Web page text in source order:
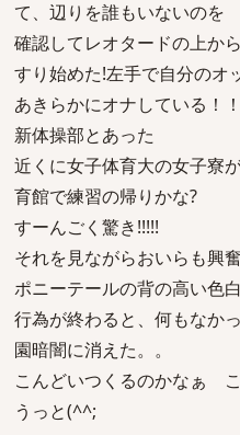
て、辺りを誰もいないのを
確認してレオタードの上か
すり始めた!左手で自分のオ
あきらかにオナしている！
新体操部とあった
近くに女子体育大の女子寮
育館で練習の帰りかな?
すーんごく驚き!!!!!
それを見ながらおいらも興
ポニーテールの背の高い色
行為が終わると、何もなか
園暗闇に消えた。。
こんどいつくるのかなぁ
うっと(^^;